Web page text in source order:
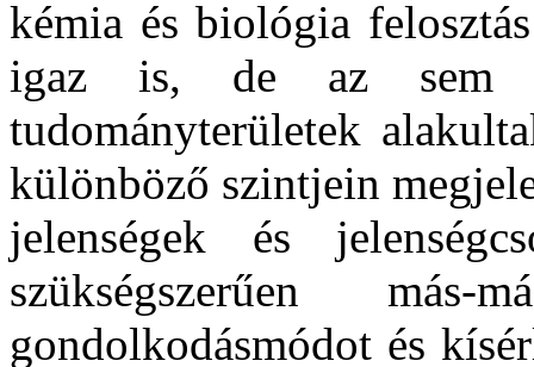
kémia és biológia
igaz is, de az sem
tudományterületek
különböző szintjein
jelenségek és
szükségszerűen
gondolkodásmódot és